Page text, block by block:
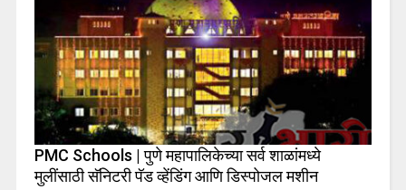
PMC Schools | पुणे महापालिकेच्या सर्व शाळांमध्ये
मुलींसाठी सॅनिटरी पॅड व्हेंडिंग आणि डिस्पोजल मशीन